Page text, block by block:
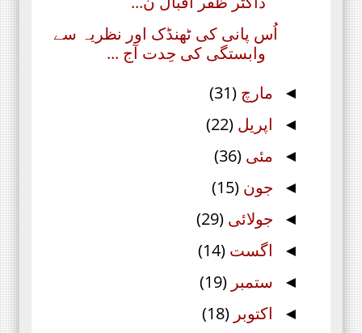
اُس پانی کی ٹھنڈک اور نظریہ سے
وابستگی کی حِدت آج ...
◄ مارچ (31)
◄ اپریل (22)
◄ مئی (36)
◄ جون (15)
◄ جولائی (29)
◄ اگست (14)
◄ ستمبر (19)
◄ اکتوبر (18)